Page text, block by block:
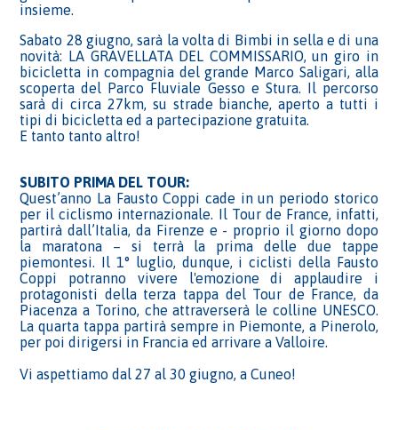
insieme.
Sabato 28 giugno, sarà la volta di Bimbi in sella e di una
novità: LA GRAVELLATA DEL COMMISSARIO, un giro in
bicicletta in compagnia del grande Marco Saligari, alla
scoperta del Parco Fluviale Gesso e Stura. Il percorso
sarà di circa 27km, su strade bianche, aperto a tutti i
tipi di bicicletta ed a partecipazione gratuita.
E tanto tanto altro!
SUBITO PRIMA DEL TOUR:
Quest’anno La Fausto Coppi cade in un periodo storico
per il ciclismo internazionale. Il Tour de France, infatti,
partirà dall’Italia, da Firenze e - proprio il giorno dopo
la maratona – si terrà la prima delle due tappe
piemontesi. Il 1° luglio, dunque, i ciclisti della Fausto
Coppi potranno vivere l'emozione di applaudire i
protagonisti della terza tappa del Tour de France, da
Piacenza a Torino, che attraverserà le colline UNESCO.
La quarta tappa partirà sempre in Piemonte, a Pinerolo,
per poi dirigersi in Francia ed arrivare a Valloire.
Vi aspettiamo dal 27 al 30 giugno, a Cuneo!